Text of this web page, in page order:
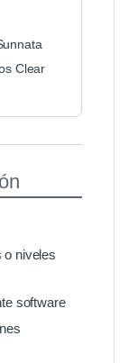
Clear
o niveles
software